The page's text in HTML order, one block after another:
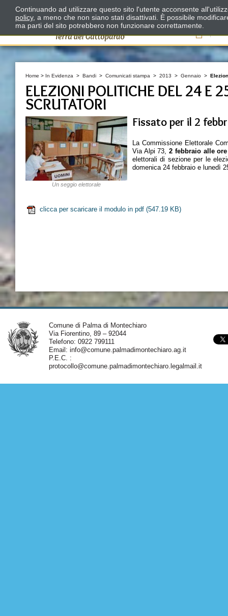
Il
Home > In Evidenza > Bandi > Comunicati stampa > 2013 > Gennaio >
ELEZIONI POLITICHE DEL 24 E
SCRUTATORI
Un seggio elettorale
Fissato per il 2
La Commissione Elettorale
Via Alpi 73,2 febbraio alle
elettorali di sezione per le
domenica 24 febbraio e lunedì
clicca per scaricare il modulo in pdf (547.19 KB)
Comune di Palma di Montechiaro
Via Fiorentino, 89 – 92044
Telefono: 0922 799111
Email: info@comune.palmadimontechiaro.ag.it
P.E.C. :
protocollo@comune.palmadimontechiaro.legalmail.it
Continuando ad utilizzare questo sito l'utente acconsente
policy, a meno che non siano stati disattivati. È possibile
ma parti del sito potrebbero non funzionare correttamente.